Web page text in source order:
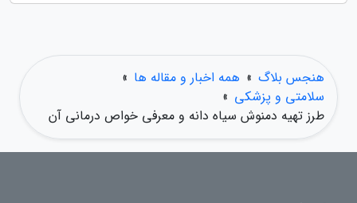
هنجس بلاگ » همه اخبار و مقاله ها »
سلامتی و پزشکی »
طرز تهیه دمنوش سیاه دانه و معرفی خواص درمانی آن